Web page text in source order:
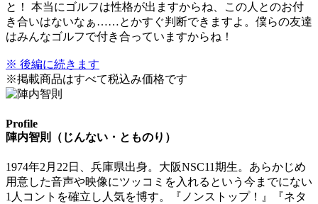
と！ 本当にゴルフは性格が出ますからね、この人とのお付
き合いはないなぁ……とかすぐ判断できますよ。僕らの友達
はみんなゴルフで付き合っていますからね！
※ 後編に続きます
※掲載商品はすべて税込み価格です
Profile
陣内智則（じんない・とものり）
1974年2月22日、兵庫県出身。大阪NSC11期生。あらかじめ
用意した音声や映像にツッコミを入れるという今までにない
1人コントを確立し人気を博す。『ノンストップ！』『ネタ